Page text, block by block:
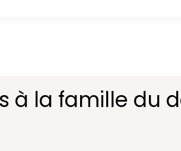
à la famille du